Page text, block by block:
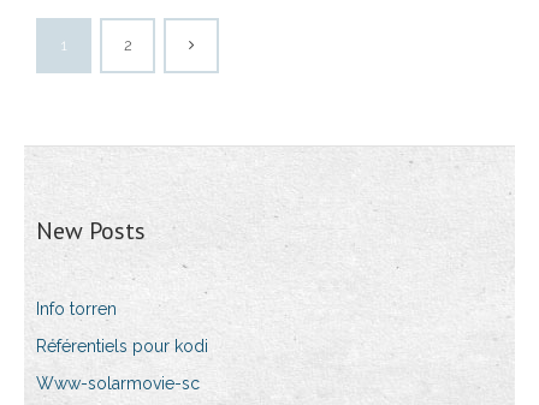
1 2
New Posts
Info torren
Référentiels pour kodi
Www-solarmovie-sc